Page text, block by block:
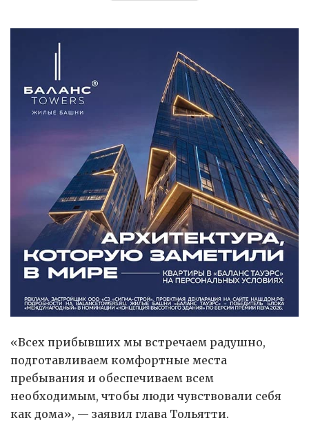
«Всех прибывших мы встречаем радушно,
подготавливаем комфортные места
пребывания и обеспечиваем всем
необходимым, чтобы люди чувствовали себя
как дома», — заявил глава Тольятти.